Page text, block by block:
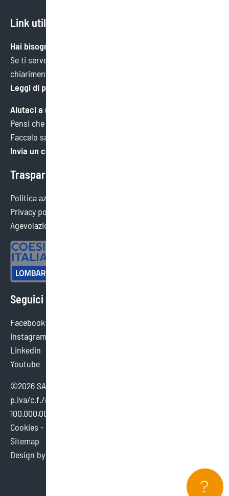
Link utili
Hai bisogno di aiuto?
Se ti serve un’informazione specifica o hai bisogno di
chiarimenti, ci trovi qui.
Leggi di più
Aiutaci a migliorare
Pensi che potremmo fare meglio in qualche ambito?
Faccelo sapere. Faremo tesoro di ogni consiglio.
Invia un commento
Trasparenza
Politica aziendale
Privacy policy
Agevolazioni ottenute
Seguici sui social
Facebook
Instagram
Linkedin
Youtube
©2026 SAEF SRL SB - tutti i diritti sono riservati.
p.iva/c.f./reg. imp. brescia 02154380980 - cap. sociale €
100.000,00 i.v.
Cookies -
Sitemap
Design by